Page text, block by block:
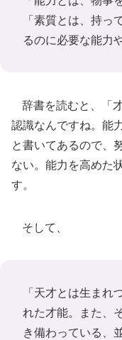
「素質とは、持っ
るのに必要な能力
辞書を読むと、「
認識なんですね。能
と書いてあるので、
ない。能力を高めた
す。
そして、
「天才とは生まれ
れた才能。また、
き備わっている、